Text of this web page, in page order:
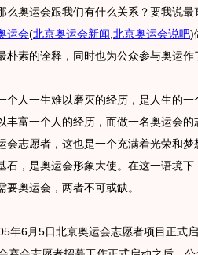
么奥运会跟我们有什么关系？要我说
运会(北京奥运会新闻 北京奥运会说吧)
朴素的诠释，同时也为公众参与奥运作
人一生难以磨灭的经历，是人生的一
丰富一个人的经历，而做一名奥运会
会志愿者，这也是一个充满着光荣和
石，是奥运会形象大使。在这一语境
奥运会，两者不可或缺。
6月5日北京奥运会志愿者项目正式